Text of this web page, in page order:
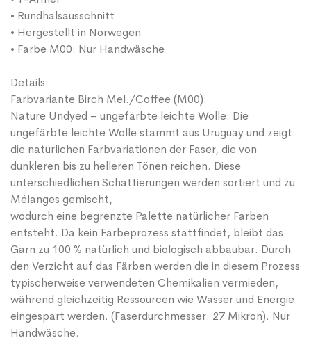
• Rundhalsausschnitt
• Hergestellt in Norwegen
• Farbe M00: Nur Handwäsche
Details:
Farbvariante Birch Mel./Coffee (M00):
Nature Undyed – ungefärbte leichte Wolle: Die
ungefärbte leichte Wolle stammt aus Uruguay und zeigt
die natürlichen Farbvariationen der Faser, die von
dunkleren bis zu helleren Tönen reichen. Diese
unterschiedlichen Schattierungen werden sortiert und zu
Mélanges gemischt,
wodurch eine begrenzte Palette natürlicher Farben
entsteht. Da kein Färbeprozess stattfindet, bleibt das
Garn zu 100 % natürlich und biologisch abbaubar. Durch
den Verzicht auf das Färben werden die in diesem Prozess
typischerweise verwendeten Chemikalien vermieden,
während gleichzeitig Ressourcen wie Wasser und Energie
eingespart werden. (Faserdurchmesser: 27 Mikron). Nur
Handwäsche.